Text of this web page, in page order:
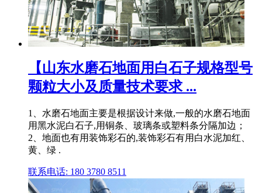
【山东水磨石地面用白石子规格型号
颗粒大小及质量技术要求 ...
1、水磨石地面主要是根据设计来做,一般的水磨石地面
用黑水泥白石子,用铜条、玻璃条或塑料条分隔加边；
2、地面也有用装饰彩石的,装饰彩石有用白水泥加红、
黄、绿 .
联系电话: 180 3780 8511